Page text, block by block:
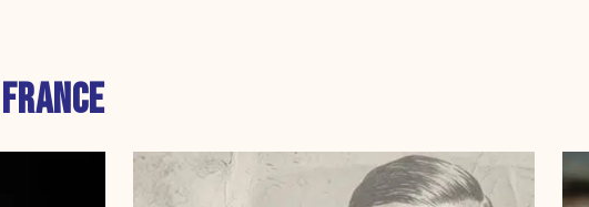
FRANCE